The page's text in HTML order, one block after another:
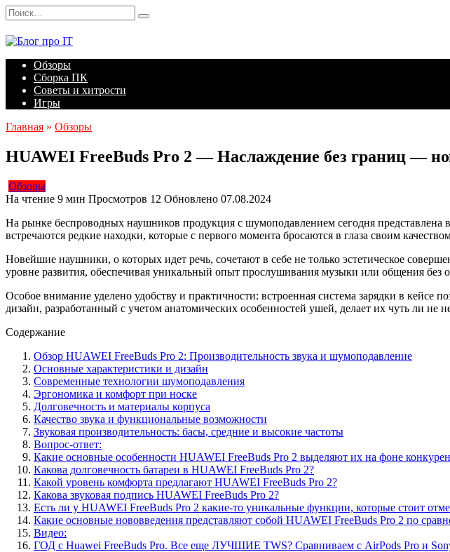
Перейти
к
содержанию
Search
for:
Обзоры
Сборка ПК
Советы и хитрости
Игры
Главная » Обзоры
HUAWEI FreeBuds Pro 2 — Наслаждение без границ —
Обзоры
На чтение 9 мин Просмотров 12 Обновлено 07.08.2024
На рынке беспроводных наушников продукция с шумоподавлением сегодня
встречаются редкие находки, которые с первого момента бросаются в глаза своим
Новейшие наушники, о которых идет речь, сочетают в себе не только эстетическое
уровне развития, обеспечивая уникальный опыт прослушивания музыки или общения
Особое внимание уделено удобству и практичности: встроенная система зарядки в
дизайн, разработанный с учетом анатомических особенностей ушей, делает их чуть ли
Содержание
Обзор HUAWEI FreeBuds Pro 2: Производительность звука и шумоподавление
Основные характеристики и дизайн
Современные технологии шумоподавления
Эргономика и комфорт при носке
Долговечность и материалы корпуса
Качество звука и функциональные возможности
Звуковая производительность: басы, средние и высокие частоты
Вопрос-ответ:
Какие основные особенности HUAWEI FreeBuds Pro 2 выделяют их на фоне
Какова долговечность батареи в HUAWEI FreeBuds Pro 2?
Какой уровень комфорта предлагают HUAWEI FreeBuds Pro 2?
Какова звуковая подпись HUAWEI FreeBuds Pro 2?
Есть ли у HUAWEI FreeBuds Pro 2 какие-то уникальные функции, которые стоит
Какие основные нововведения представляют собой HUAWEI FreeBuds Pro 2 по
Видео:
ГОД с Huawei FreeBuds Pro. Все еще ЛУЧШИЕ TWS? Сравниваем с AirPods Pro и